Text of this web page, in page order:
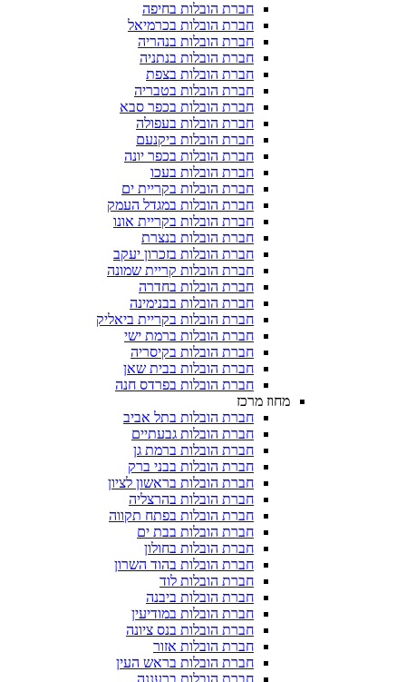
חברת הובלות בחיפה
חברת הובלות בכרמיאל
חברת הובלות בנהריה
חברת הובלות בנתניה
חברת הובלות בצפת
חברת הובלות בטבריה
חברת הובלות בכפר סבא
חברת הובלות בעפולה
חברת הובלות ביקנעם
חברת הובלות בכפר יונה
חברת הובלות בעכו
חברת הובלות בקריית ים
חברת הובלות במגדל העמק
חברת הובלות בקריית אונו
חברת הובלות בנצרת
חברת הובלות בזכרון יעקב
חברת הובלות קריית שמונה
חברת הובלות בחדרה
חברת הובלות בבנימינה
חברת הובלות בקריית ביאליק
חברת הובלות ברמת ישי
חברת הובלות בקיסריה
חברת הובלות בבית שאן
חברת הובלות בפרדס חנה
חברת הובלות בתל אביב
חברת הובלות גבעתיים
חברת הובלות ברמת גן
חברת הובלות בבני ברק
חברת הובלות בראשון לציון
חברת הובלות בהרצליה
חברת הובלות בפתח תקווה
חברת הובלות בבת ים
חברת הובלות בחולון
חברת הובלות בהוד השרון
חברת הובלות ביבנה
חברת הובלות במודיעין
חברת הובלות בנס ציונה
חברת הובלות אזור
חברת הובלות בראש העין
חברת הובלות ברעננה